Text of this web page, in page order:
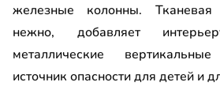
железные колонны. Тканевая
нежно, добавляет
металлические
источник опасности для детей и